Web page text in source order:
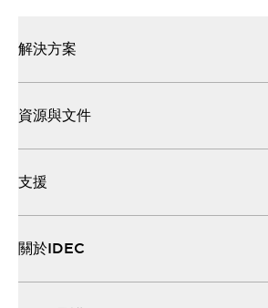
解決方案
資源與文件
支援
關於IDEC